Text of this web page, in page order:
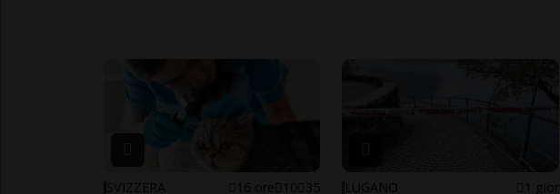
SVIZZERA 16 ore 10 35 LUGANO 1 gior